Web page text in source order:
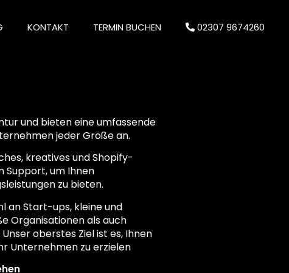
KONTAKT TERMIN BUCHEN 02307 9674260
und bieten eine umfassende
jeder Größe an.
kreatives und Shopify-
Support, um Ihnen
zu bieten.
an Start-ups, kleine und
Organisationen als auch
oberstes Ziel ist es, Ihnen
Unternehmen zu erzielen